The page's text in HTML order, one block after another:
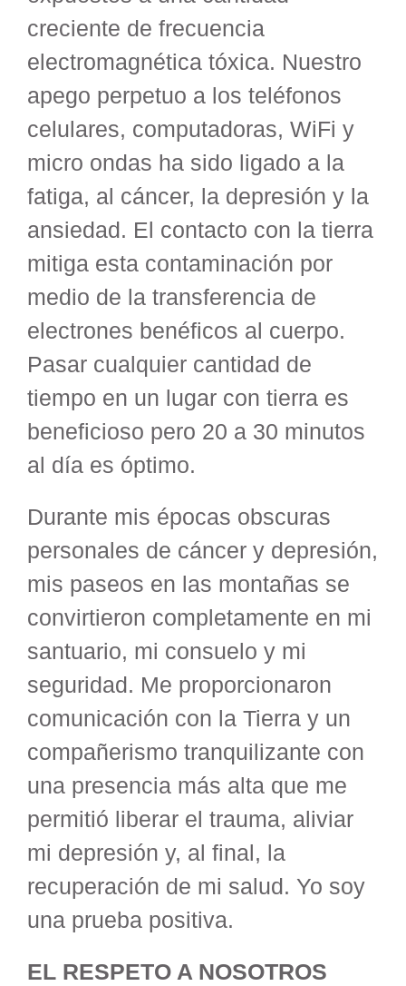
creciente de frecuencia
electromagnética tóxica. Nuestro
apego perpetuo a los teléfonos
celulares, computadoras, WiFi y
micro ondas ha sido ligado a la
fatiga, al cáncer, la depresión y la
ansiedad. El contacto con la tierra
mitiga esta contaminación por
medio de la transferencia de
electrones benéficos al cuerpo.
Pasar cualquier cantidad de
tiempo en un lugar con tierra es
beneficioso pero 20 a 30 minutos
al día es óptimo.
Durante mis épocas obscuras
personales de cáncer y depresión,
mis paseos en las montañas se
convirtieron completamente en mi
santuario, mi consuelo y mi
seguridad. Me proporcionaron
comunicación con la Tierra y un
compañerismo tranquilizante con
una presencia más alta que me
permitió liberar el trauma, aliviar
mi depresión y, al final, la
recuperación de mi salud. Yo soy
una prueba positiva.
EL RESPETO A NOSOTROS